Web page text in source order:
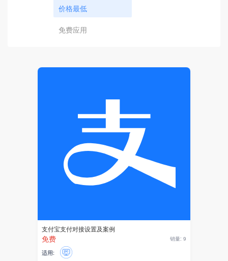
客服助手
硬件
巡检任务
DeepSeek
AI
价格最低
免费应用
支付宝支付对接设置及案例
免费 销量: 9
适用: